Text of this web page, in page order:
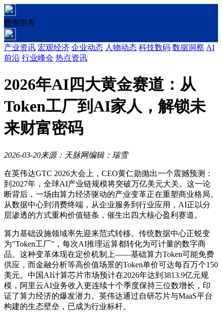
数据世界
产业资讯 宏观经济 企业动态 人物动态 科技数码 数据洞察 AI
前沿 行业峰会 热点资讯
2026年AI四大黄金赛道：从
Token工厂到AI家人，解锁未
来财富密码
2026-03-20来源：天脉网编辑：瑞雪
在英伟达GTC 2026大会上，CEO黄仁勋抛出一个震撼预测：
到2027年，全球AI产业链规模将突破万亿美元大关。这一论
断背后，一场由算力经济驱动的产业变革正在重塑商业格局。
从数据中心到消费终端，从企业服务到行业应用，AI正以分
层渗透的方式重构价值链条，催生出四大核心盈利赛道。
算力基础设施领域率先迎来范式转移。传统数据中心正蜕变
为"Token工厂"，每次AI推理运算都转化为可计量的数字商
品。这种变革体现在定价机制上——基础算力Token可能免费
供应，而金融分析等高价值场景的Token单价可达每百万个150
美元。中国AI计算芯片市场预计在2026年达到3813.9亿元规
模，阿里云AI业务收入更连续十个季度保持三位数增长，印
证了算力经济的爆发潜力。英伟达通过自研芯片与MaaS平台
构建的生态壁垒，已成为行业标杆。
微信截图识别或微信按住识别，关注公
众号回复数字1获得阅读码